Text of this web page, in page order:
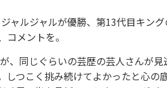
ルジャルが優勝、第13代目キン
メントを。
同じぐらいの芸歴の芸人さんが見
つこく挑み続けてよかったと心の